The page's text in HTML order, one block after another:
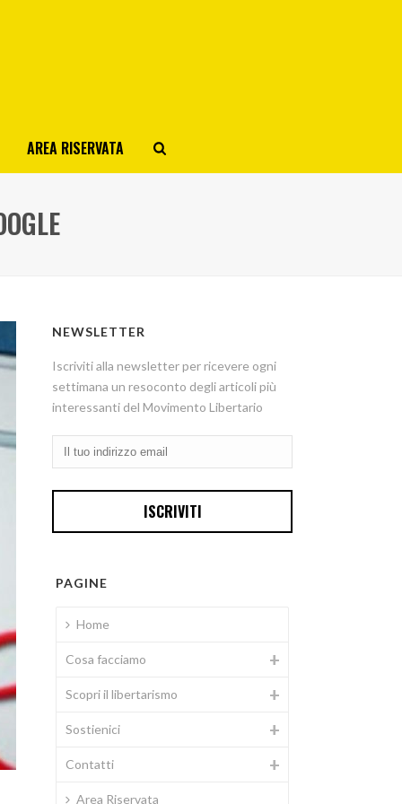
AREA RISERVATA
NEWSLETTER
Iscriviti alla newsletter per ricevere ogni
settimana un resoconto degli articoli più
interessanti del Movimento Libertario
PAGINE
Home
Cosa facciamo
Scopri il libertarismo
Sostienici
Contatti
Area Riservata